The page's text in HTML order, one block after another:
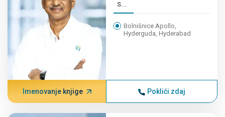
S...
Bolnišnice Apollo,
Hyderguda, Hyderabad
Imenovanje knjige Pokliči zdaj